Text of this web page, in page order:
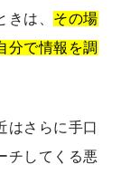
は、 その場
分で情報を調
はさらに手口
チしてくる悪